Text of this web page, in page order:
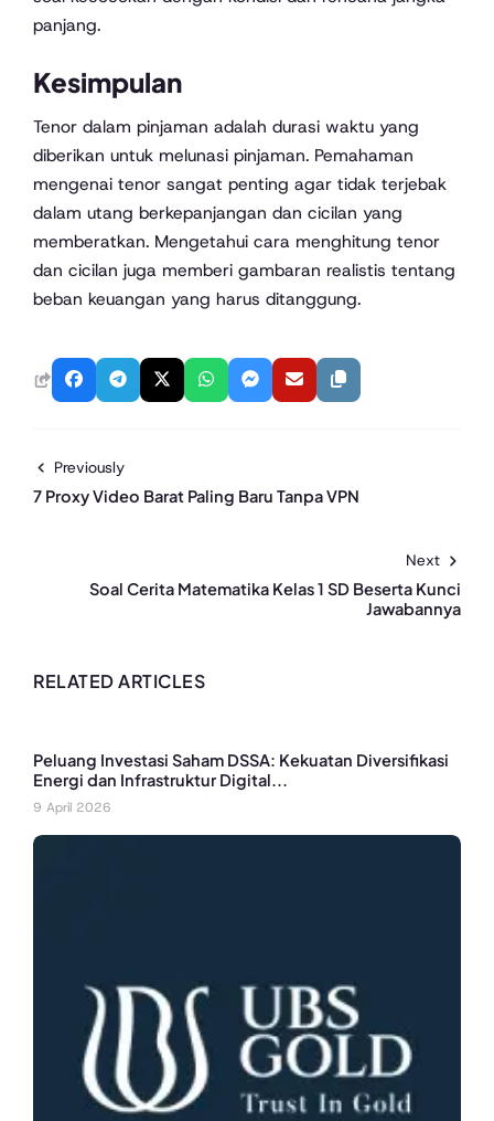
panjang.
Kesimpulan
Tenor dalam pinjaman adalah durasi waktu yang
diberikan untuk melunasi pinjaman. Pemahaman
mengenai tenor sangat penting agar tidak terjebak
dalam utang berkepanjangan dan cicilan yang
memberatkan. Mengetahui cara menghitung tenor
dan cicilan juga memberi gambaran realistis tentang
beban keuangan yang harus ditanggung.
Previously
7 Proxy Video Barat Paling Baru Tanpa VPN
Next
Soal Cerita Matematika Kelas 1 SD Beserta Kunci
Jawabannya
RELATED ARTICLES
Peluang Investasi Saham DSSA: Kekuatan Diversifikasi
Energi dan Infrastruktur Digital...
9 April 2026